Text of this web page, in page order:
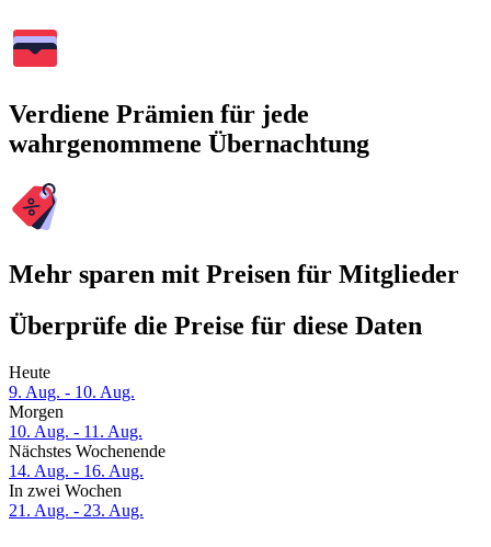
Verdiene Prämien für jede
wahrgenommene Übernachtung
Mehr sparen mit Preisen für Mitglieder
Überprüfe die Preise für diese Daten
Heute
9. Aug. - 10. Aug.
Morgen
10. Aug. - 11. Aug.
Nächstes Wochenende
14. Aug. - 16. Aug.
In zwei Wochen
21. Aug. - 23. Aug.